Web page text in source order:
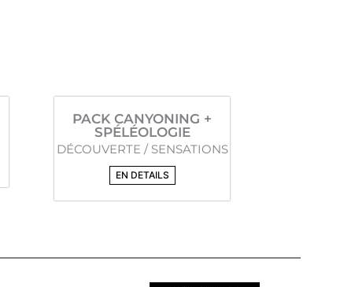
PACK CANYONING +
SPÉLÉOLOGIE
DÉCOUVERTE / SENSATIONS
EN DETAILS